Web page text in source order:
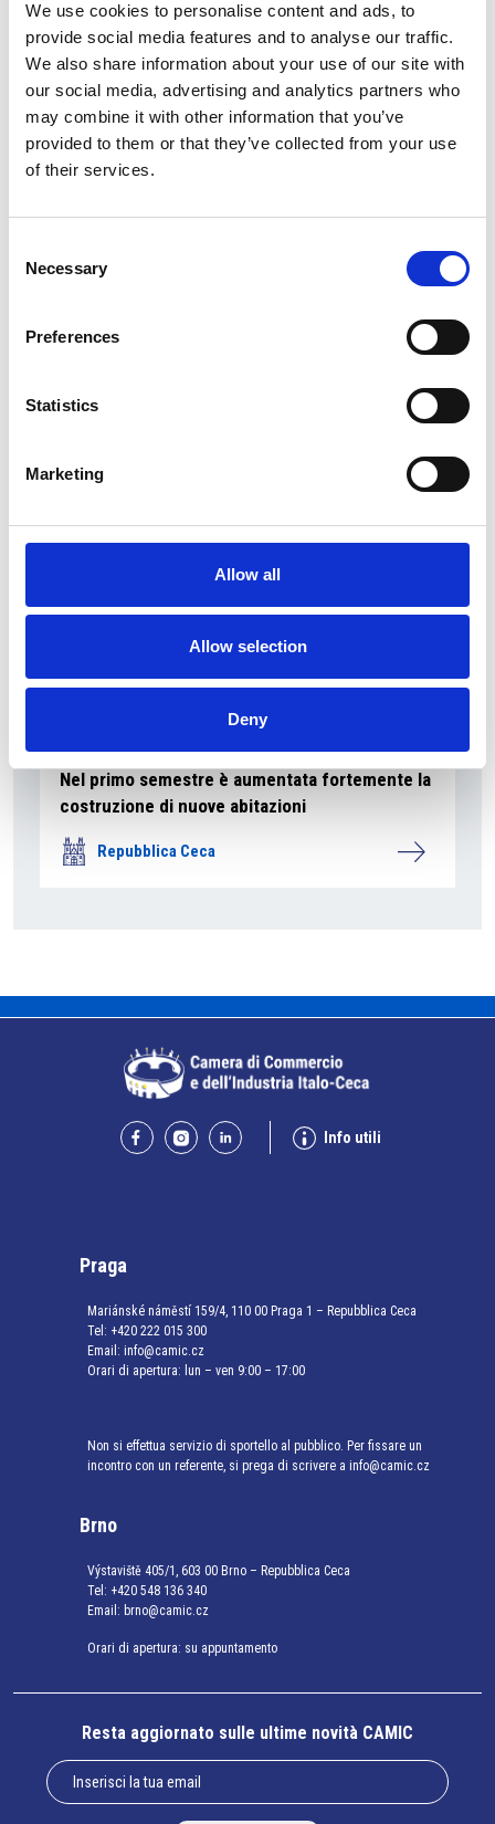
We use cookies to personalise content and ads, to
provide social media features and to analyse our traffic.
We also share information about your use of our site with
our social media, advertising and analytics partners who
may combine it with other information that you’ve
provided to them or that they’ve collected from your use
of their services.
Selection
Necessary
Preferences
Statistics
Marketing
Allow all
Allow selection
Deny
Repubblica Ceca
semestre
Nel primo semestre è aumentata fortemente la
costruzione di nuove abitazioni
Repubblica Ceca
Info utili
Praga
Mariánské náměstí 159/4, 110 00 Praga 1 – Repubblica Ceca
Tel: +420 222 015 300
Email: info@camic.cz
Orari di apertura: lun – ven 9:00 – 17:00
Non si effettua servizio di sportello al pubblico. Per fissare un
incontro con un referente, si prega di scrivere a info@camic.cz
Brno
Výstaviště 405/1, 603 00 Brno – Repubblica Ceca
Tel: +420 548 136 340
Email: brno@camic.cz
Orari di apertura: su appuntamento
Resta aggiornato sulle ultime novità CAMIC